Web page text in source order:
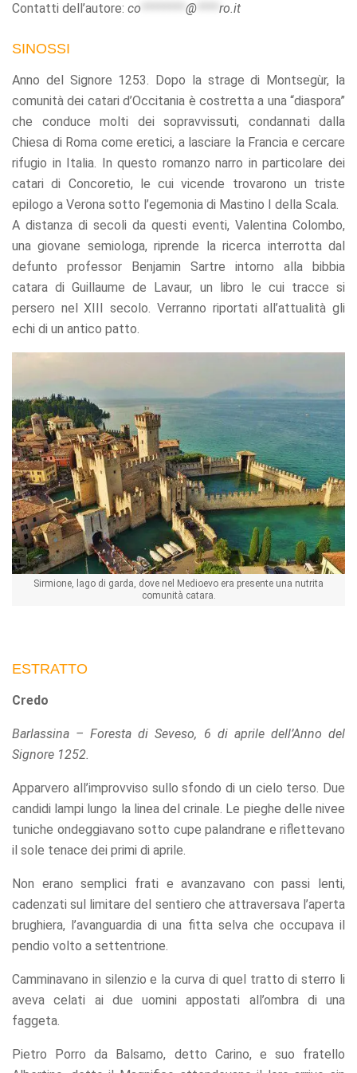
Contatti dell’autore: co @ ro.it
SINOSSI
Anno del Signore 1253. Dopo la strage di Montsegùr, la
comunità dei catari d’Occitania è costretta a una “diaspora”
che conduce molti dei sopravvissuti, condannati dalla
Chiesa di Roma come eretici, a lasciare la Francia e cercare
rifugio in Italia. In questo romanzo narro in particolare dei
catari di Concoretio, le cui vicende trovarono un triste
epilogo a Verona sotto l’egemonia di Mastino I della Scala.
A distanza di secoli da questi eventi, Valentina Colombo,
una giovane semiologa, riprende la ricerca interrotta dal
defunto professor Benjamin Sartre intorno alla bibbia
catara di Guillaume de Lavaur, un libro le cui tracce si
persero nel XIII secolo. Verranno riportati all’attualità gli
echi di un antico patto.
Sirmione, lago di garda, dove nel Medioevo era presente una nutrita
comunità catara.
ESTRATTO
Credo
Barlassina – Foresta di Seveso, 6 di aprile dell’Anno del
Signore 1252.
Apparvero all’improvviso sullo sfondo di un cielo terso. Due
candidi lampi lungo la linea del crinale. Le pieghe delle nivee
tuniche ondeggiavano sotto cupe palandrane e riflettevano
il sole tenace dei primi di aprile.
Non erano semplici frati e avanzavano con passi lenti,
cadenzati sul limitare del sentiero che attraversava l’aperta
brughiera, l’avanguardia di una fitta selva che occupava il
pendio volto a settentrione.
Camminavano in silenzio e la curva di quel tratto di sterro li
aveva celati ai due uomini appostati all’ombra di una
faggeta.
Pietro Porro da Balsamo, detto Carino, e suo fratello